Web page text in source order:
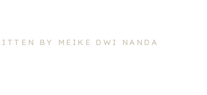
BY MEIKE DWI NANDA